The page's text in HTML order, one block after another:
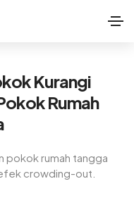
Kurangi
Rumah
pokok rumah tangga
crowding-out.